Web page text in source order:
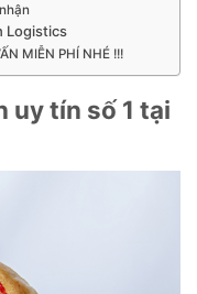
Logistics
MIỄN PHÍ NHÉ !!!
uy tín số 1 tại